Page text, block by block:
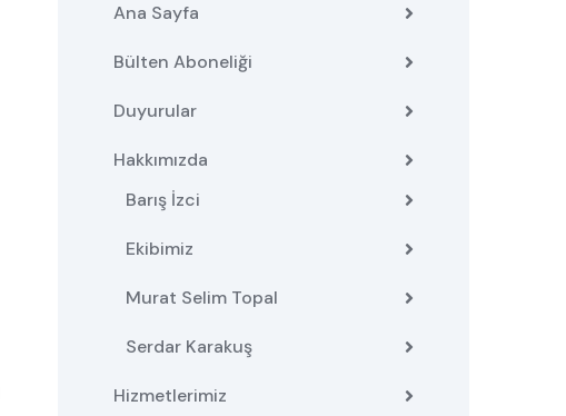
Ana Sayfa
Bülten Aboneliği
Duyurular
Hakkımızda
Barış İzci
Ekibimiz
Murat Selim Topal
Serdar Karakuş
Hizmetlerimiz